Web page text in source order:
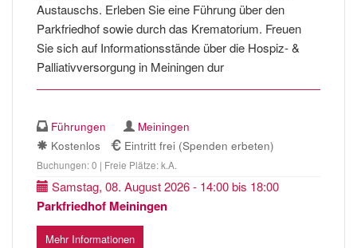
Austauschs. Erleben Sie eine Führung über den
Parkfriedhof sowie durch das Krematorium. Freuen
Sie sich auf Informationsstände über die Hospiz- &
Palliativversorgung in Meiningen dur
Führungen
Meiningen
Kostenlos
Eintritt frei (Spenden erbeten)
Buchungen: 0 | Freie Plätze: k.A.
Samstag, 08. August 2026 - 14:00 bis 18:00
Parkfriedhof Meiningen
Mehr Informationen